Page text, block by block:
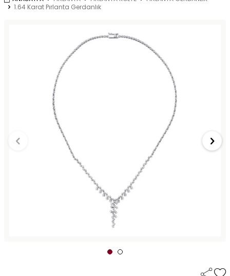
1.64 Karat Pırlanta Gerdanlık